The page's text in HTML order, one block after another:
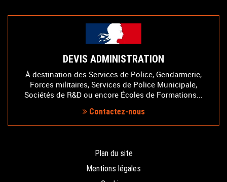
DEVIS ADMINISTRATION
À destination des Services de Police, Gendarmerie,
Forces militaires, Services de Police Municipale,
Sociétés de R&D ou encore Écoles de Formations...
Contactez-nous
Plan du site
Mentions légales